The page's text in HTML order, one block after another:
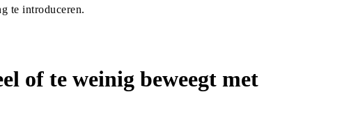
te introduceren.
of te weinig beweegt met